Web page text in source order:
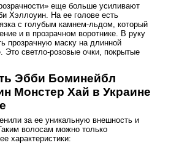
еще больше усиливают
Хэллоуин. На ее голове есть
с голубым камнем-льдом, который
и в прозрачном воротнике. В руку
прозрачную маску на длинной
Это светло-розовые очки, покрытые
Эбби Боминейбл
Монстер Хай в Украине
за ее уникальную внешность и
волосам можно только
характеристики: